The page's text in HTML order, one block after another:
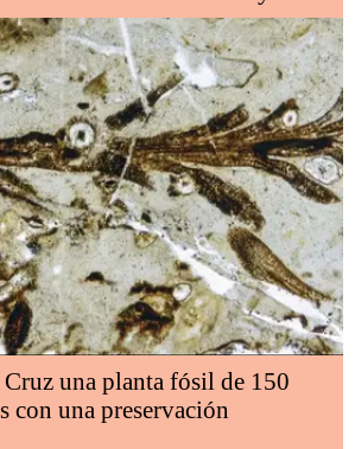
una planta fósil de 150
con una preservación